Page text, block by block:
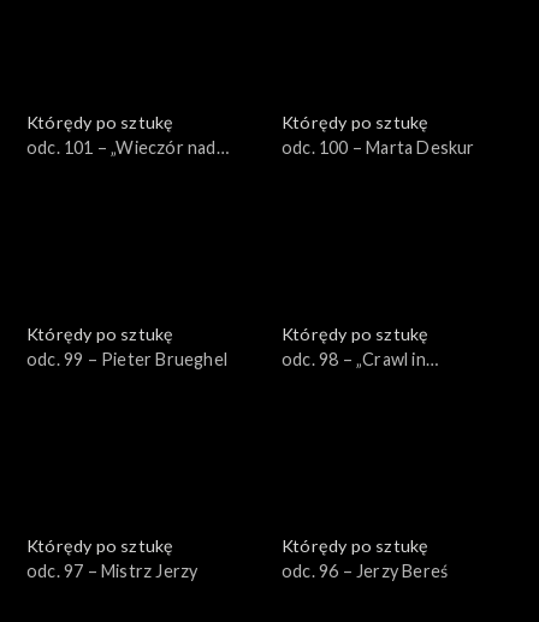
Którędy po sztukę
odc. 101 – „Wieczór nad
Którędy po sztukę
odc. 100 – Marta Deskur
Którędy po sztukę
odc. 99 – Pieter Brueghel
Którędy po sztukę
odc. 98 – „Crawl in
Którędy po sztukę
odc. 97 – Mistrz Jerzy
Którędy po sztukę
odc. 96 – Jerzy Bereś